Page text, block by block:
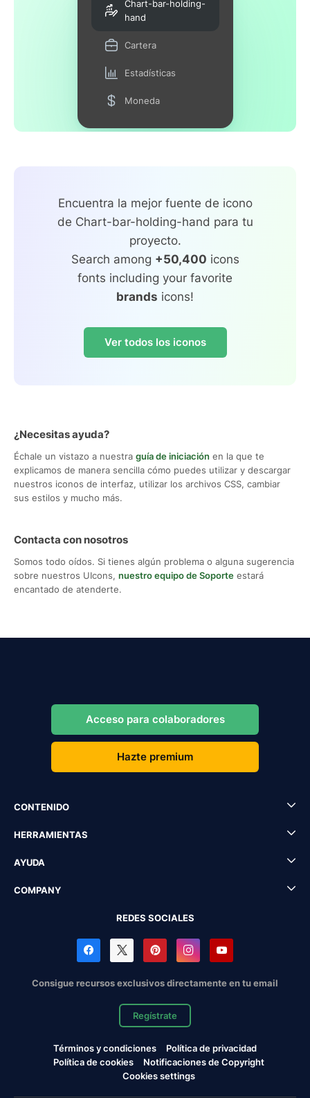
Chart-bar-holding-
hand
Cartera
Estadísticas
Moneda
Encuentra la mejor fuente de icono
de Chart-bar-holding-hand para tu
proyecto.
Search among +50,400 icons
fonts including your favorite
brands icons!
Ver todos los iconos
¿Necesitas ayuda?
Échale un vistazo a nuestra guía de iniciación en la que te
explicamos de manera sencilla cómo puedes utilizar y descargar
nuestros iconos de interfaz, utilizar los archivos CSS, cambiar
sus estilos y mucho más.
Contacta con nosotros
Somos todo oídos. Si tienes algún problema o alguna sugerencia
sobre nuestros UIcons, nuestro equipo de Soporte estará
encantado de atenderte.
Acceso para colaboradores
Hazte premium
CONTENIDO
HERRAMIENTAS
AYUDA
COMPANY
REDES SOCIALES
Consigue recursos exclusivos directamente en tu email
Regístrate
Términos y condiciones
Política de privacidad
Política de cookies
Notificaciones de Copyright
Cookies settings